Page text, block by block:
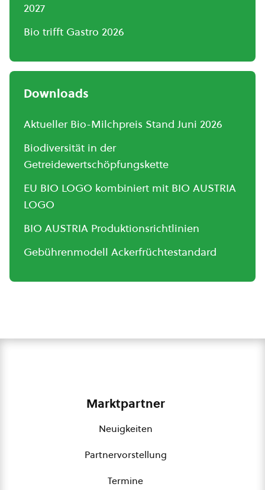
2027
Bio trifft Gastro 2026
Downloads
Aktueller Bio-Milchpreis Stand Juni 2026
Biodiversität in der
Getreidewertschöpfungskette
EU BIO LOGO kombiniert mit BIO AUSTRIA
LOGO
BIO AUSTRIA Produktionsrichtlinien
Gebührenmodell Ackerfrüchtestandard
Marktpartner
Neuigkeiten
Partnervorstellung
Termine